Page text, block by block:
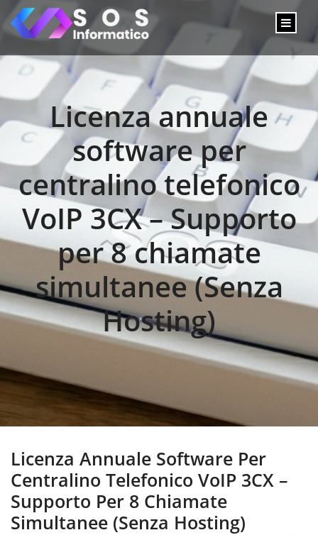
Licenza annuale
software per
centralino telefonico
VoIP 3CX – Supporto
per 8 chiamate
simultanee (Senza
Hosting)
Licenza Annuale Software Per
Centralino Telefonico VoIP 3CX –
Supporto Per 8 Chiamate
Simultanee (Senza Hosting)